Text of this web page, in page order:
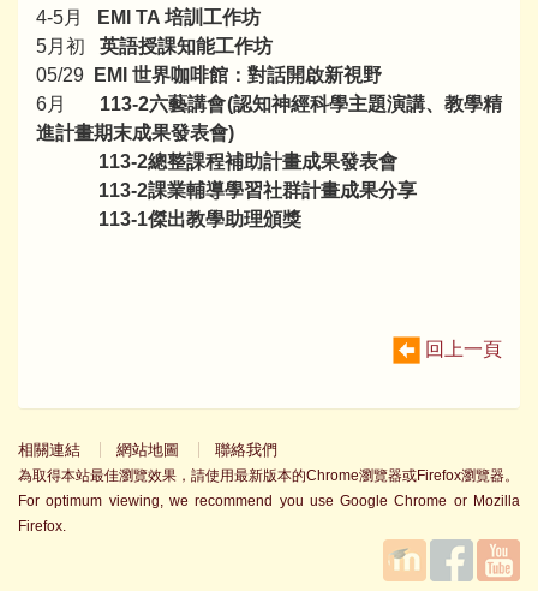
4-5月
EMI TA 培訓工作坊
5月初 英語授課知能工作坊
05/29
EMI 世界咖啡館：對話開啟新視野
6月 113-2六藝講會(認知神經科學主題演講、教學精
進計畫期末成果發表會)
113-2總整課程補助計畫成果發表會
113-2課業輔導學習社群計畫成果分享
113-1傑出教學助理頒獎
回上一頁
相關連結 網站地圖 聯絡我們
為取得本站最佳瀏覽效果，請使用最新版本的Chrome瀏覽器或Firefox瀏覽器。
For optimum viewing, we recommend you use Google Chrome or Mozilla
Firefox.